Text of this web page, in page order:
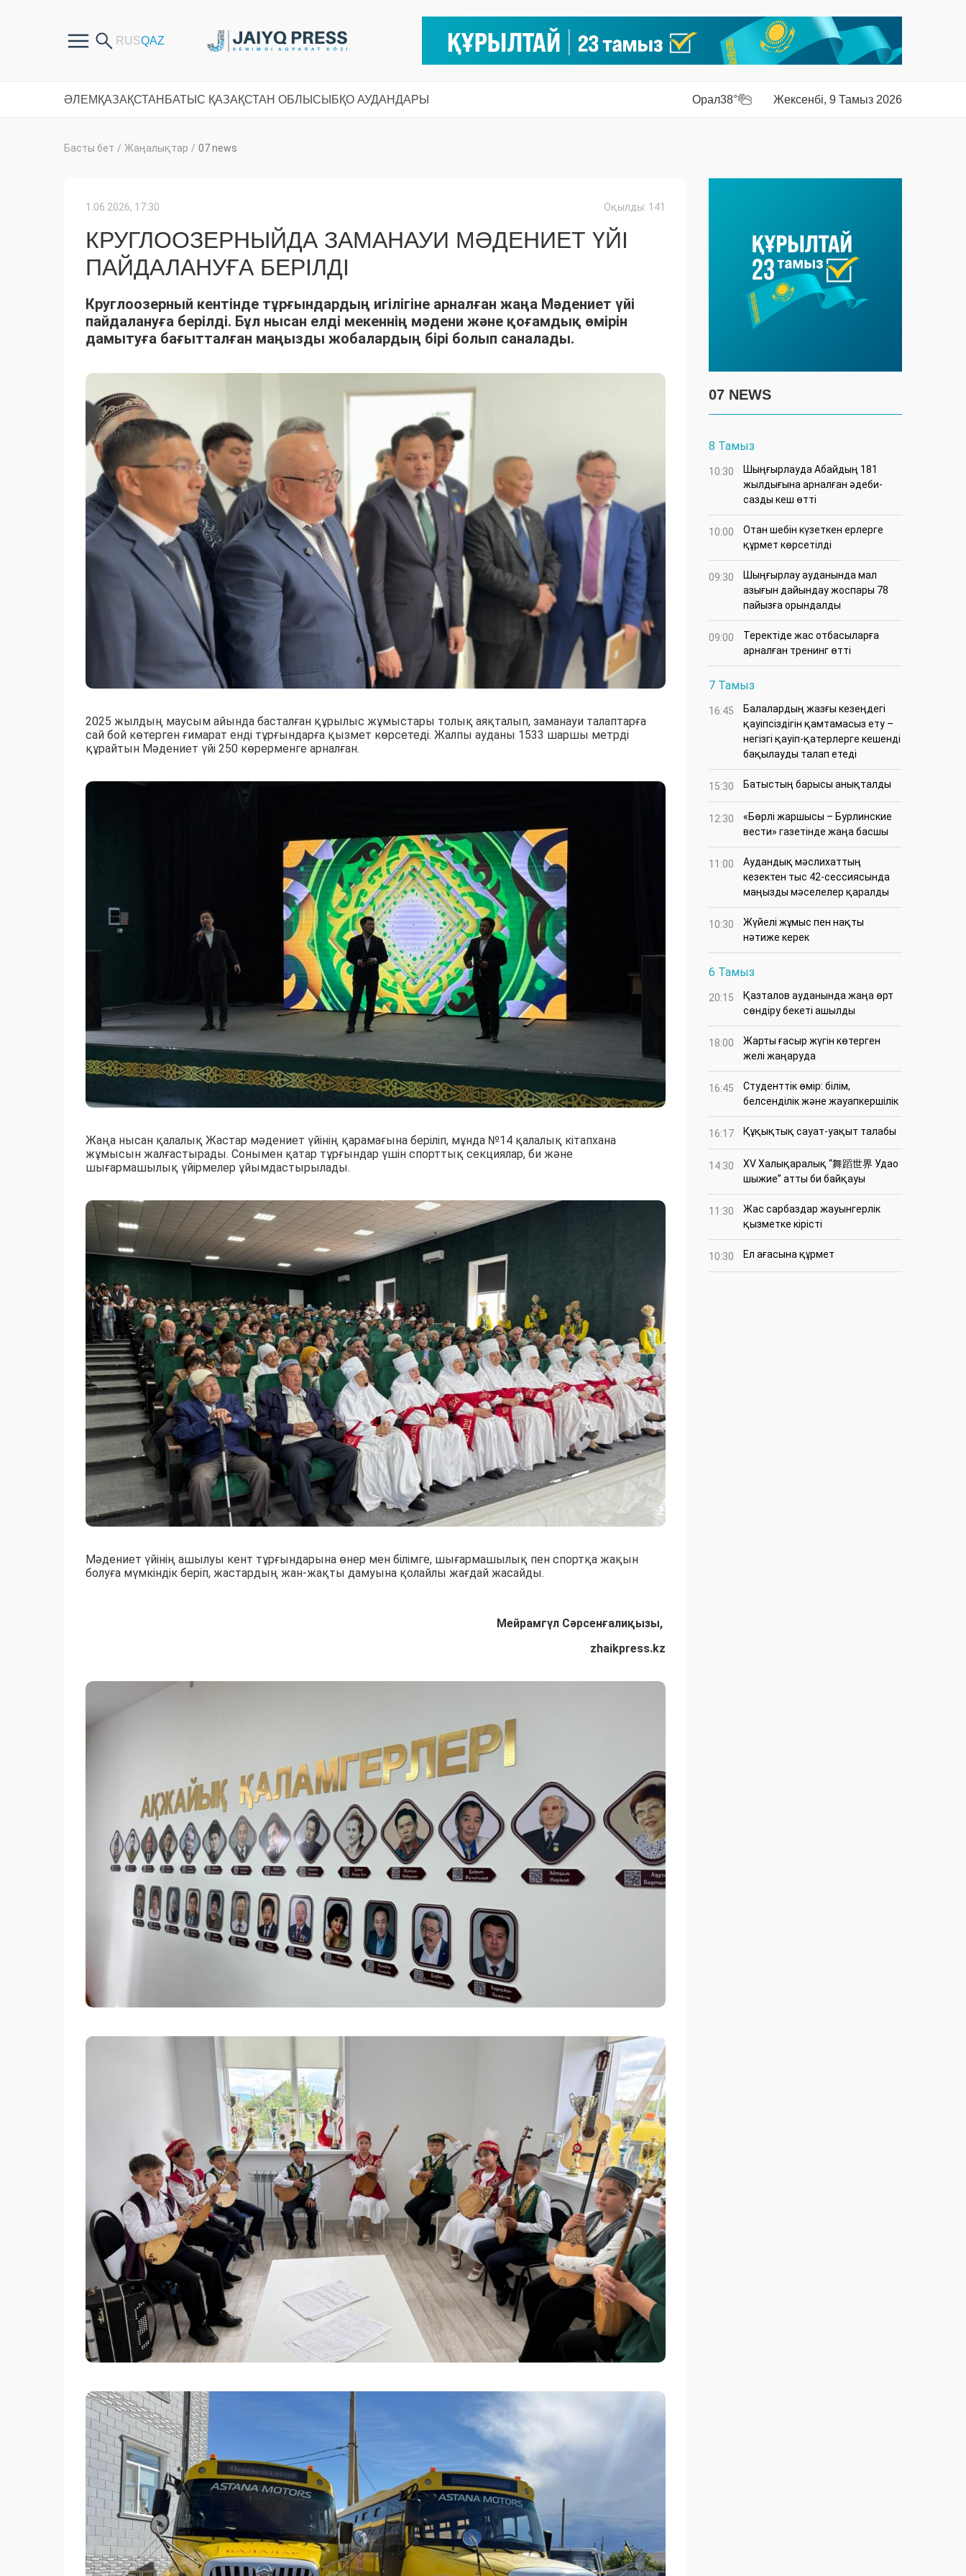
ӘЛЕМ ҚАЗАҚСТАН БАТЫС ҚАЗАҚСТАН ОБЛЫСЫ БҚО АУДАНДАРЫ Орал38° Жексенбі, 9 Тамыз 2026
Басты бет / Жаңалықтар / 07 news
1.06.2026, 17:30 Оқылды: 141
КРУГЛООЗЕРНЫЙДА ЗАМАНАУИ МӘДЕНИЕТ ҮЙІ
ПАЙДАЛАНУҒА БЕРІЛДІ
Круглоозерный кентінде тұрғындардың игілігіне арналған жаңа Мәдениет үйі
пайдалануға берілді. Бұл нысан елді мекеннің мәдени және қоғамдық өмірін
дамытуға бағытталған маңызды жобалардың бірі болып саналады.
2025 жылдың маусым айында басталған құрылыс жұмыстары толық аяқталып, заманауи талаптарға
сай бой көтерген ғимарат енді тұрғындарға қызмет көрсетеді. Жалпы ауданы 1533 шаршы метрді
құрайтын Мәдениет үйі 250 көрерменге арналған.
Жаңа нысан қалалық Жастар мәдениет үйінің қарамағына беріліп, мұнда №14 қалалық кітапхана
жұмысын жалғастырады. Сонымен қатар тұрғындар үшін спорттық секциялар, би және
шығармашылық үйірмелер ұйымдастырылады.
Мәдениет үйінің ашылуы кент тұрғындарына өнер мен білімге, шығармашылық пен спортқа жақын
болуға мүмкіндік беріп, жастардың жан-жақты дамуына қолайлы жағдай жасайды.
Мейрамгүл Сәрсенғалиқызы,
zhaikpress.kz
07 NEWS
8 Тамыз
10:30
Шыңғырлауда Абайдың 181
жылдығына арналған әдеби-
сазды кеш өтті
10:00
Отан шебін күзеткен ерлерге
құрмет көрсетілді
09:30
​Шыңғырлау ауданында мал
азығын дайындау жоспары 78
пайызға орындалды
09:00
​Теректіде жас отбасыларға
арналған тренинг өтті
7 Тамыз
16:45
Балалардың жазғы кезеңдегі
қауіпсіздігін қамтамасыз ету –
негізгі қауіп-қатерлерге кешенді
бақылауды талап етеді
15:30 Батыстың барысы анықталды
12:30
«Бөрлі жаршысы – Бурлинские
вести» газетінде жаңа басшы
11:00
Аудандық мәслихаттың
кезектен тыс 42-сессиясында
маңызды мәселелер қаралды
10:30
Жүйелі жұмыс пен нақты
нәтиже керек
6 Тамыз
20:15
Қазталов ауданында жаңа өрт
сөндіру бекеті ашылды
18:00
Жарты ғасыр жүгін көтерген
желі жаңаруда
16:45
Студенттік өмір: білім,
белсенділік және жауапкершілік
16:17 Құқықтық сауат-уақыт талабы
14:30
XV Халықаралық “舞蹈世界 Удао
шыжие” атты би байқауы
11:30
Жас сарбаздар жауынгерлік
қызметке кірісті
10:30 Ел ағасына құрмет